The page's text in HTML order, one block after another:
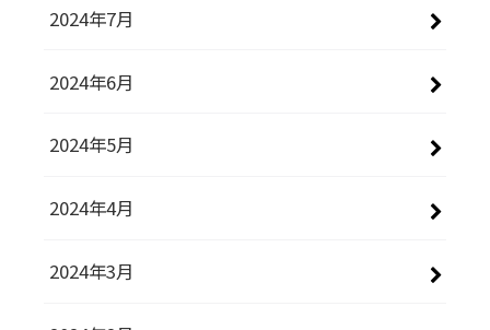
2024年7月
2024年6月
2024年5月
2024年4月
2024年3月